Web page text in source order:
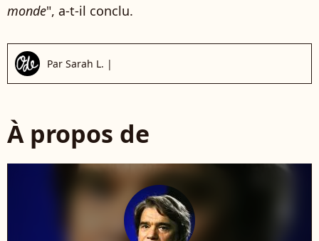
monde", a-t-il conclu.
Par Sarah L. |
À propos de